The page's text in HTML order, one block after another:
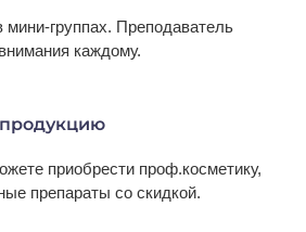
группах. Преподаватель
каждому.
приобрести проф.косметику,
препараты со скидкой.